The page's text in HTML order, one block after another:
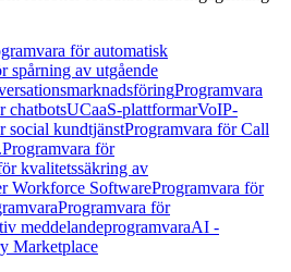
för automatisk
spårning av utgående
Programvara
chatbotsUCaaS-plattformarVoIP-
social kundtjänstProgramvara för Call
Programvara för
kvalitetssäkring av
Workforce SoftwareProgramvara för
Programvara för
meddelandeprogramvaraAI -
Marketplace